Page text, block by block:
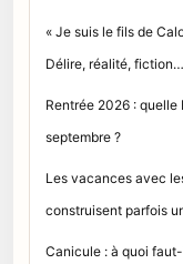
« Je suis le fils de
Délire, réalité,
Rentrée 2026 :
septembre ?
Les vacances avec
construisent parfois
Canicule : à quoi